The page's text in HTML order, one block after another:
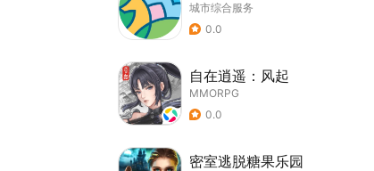
城市综合服务
0.0
自在逍遥：风起
MMORPG
0.0
密室逃脱糖果乐园